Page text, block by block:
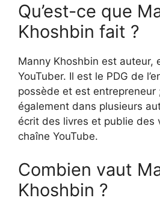
Qu’est-ce que
Khoshbin fait ?
Manny Khoshbin est auteur,
YouTuber. Il est le PDG de
possède et est entrepreneur
également dans plusieurs
écrit des livres et publie des
chaîne YouTube.
Combien vaut
Khoshbin ?